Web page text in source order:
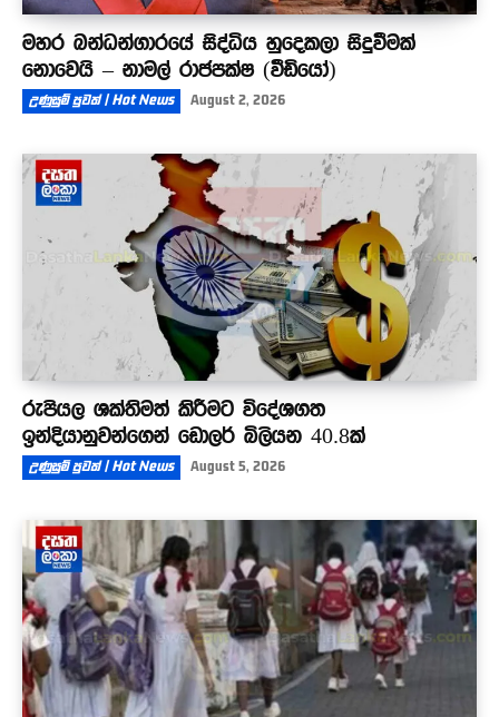
මහර බන්ධන්ගාරයේ සිද්ධිය හුදෙකලා සිදුවීමක්
නොවෙයි – නාමල් රාජපක්ෂ (වීඩියෝ)
උණුසුම් පුවත් | Hot News August 2, 2026
රුපියල ශක්තිමත් කිරීමට විදේශගත
ඉන්දියානුවන්ගෙන් ඩොලර් බිලියන 40.8ක්
උණුසුම් පුවත් | Hot News August 5, 2026